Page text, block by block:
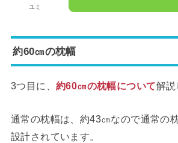
ユミ
約60㎝の枕幅
3つ目に、 約60㎝の枕幅について解説
通常の枕幅は、約43㎝なので通常の
設計されています。